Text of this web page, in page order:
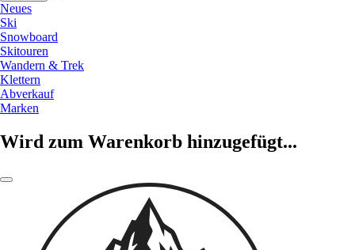
Neues
Ski
Snowboard
Skitouren
Wandern & Trek
Klettern
Abverkauf
Marken
Wird zum Warenkorb hinzugefügt...